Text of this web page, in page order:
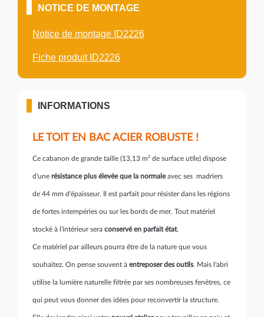
NOTICE DE MONTAGE
Notice de montage ID2226
Fiche produit ID2226
INFORMATIONS
LE TOIT EN BAC ACIER ROBUSTE !
Ce cabanon de grande taille (13,13 m² de surface utile) dispose
d'une résistance plus élevée que la normaleavec ses madriers
de 44 mm d'épaisseur. Il est parfait pour résister dans les régions
de fortes intempéries ou sur les bords de mer. Tout matériel
stocké à l'intérieur sera conservé en parfait état.
Ce matériel par ailleurs pourra être de la nature que vous
souhaitez. On pense souvent à entreposer des outils. Mais l'abri
utilise la lumière naturelle filtrée par ses nombreuses fenêtres, ce
qui peut vous donner des idées pour reconvertir la structure.